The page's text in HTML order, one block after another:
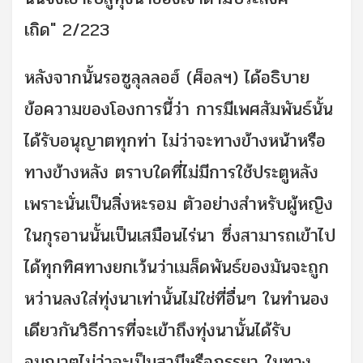
เถิด" 2/223
หลังจากนั้นรอซูลุลลอฮ์ (ศ็อลฯ) ได้อธิบาย
ข้อความของโองการนี้ว่า การมีเพศสัมพันธ์นั้น
ได้รับอนุญาตทุกท่า ไม่ว่าจะทางข้างหน้าหรือ
ทางข้างหลัง ตราบใดที่ไม่มีการใช้ประตูหลัง
เพราะนั่นเป็นสิ่งหะรอม ตัวอย่างสำหรับผู้หญิง
ในกุรอานนั้นเป็นเสมือนไร่นา ซึ่งสามารถเข้าไป
ได้ทุกทิศทางยกเว้นว่าเมล็ดพันธ์ของมันจะถูก
หว่านลงใส่ทุ่งนาเท่านั้นไม่ใช่ที่อื่นๆ ในทำนอง
เดียวกันวิธีการที่จะเข้าถึงทุ่งนานั้นได้รับ